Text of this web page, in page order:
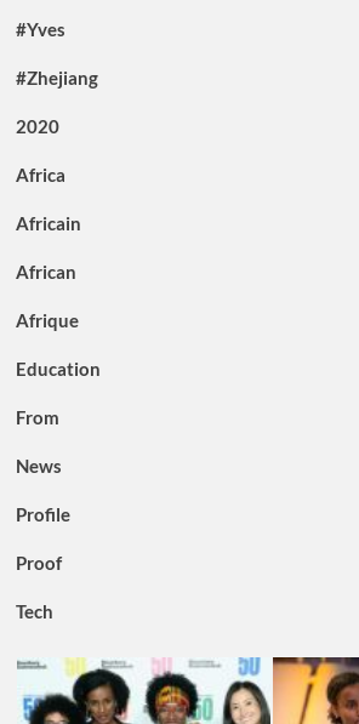
#Yves
#Zhejiang
2020
Africa
Africain
African
Afrique
Education
From
News
Profile
Proof
Tech